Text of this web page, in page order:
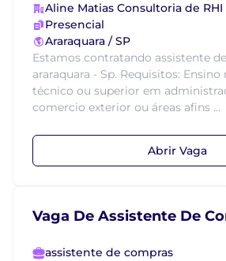
Aline Matias Consultoria de RHI
Presencial
Araraquara / SP
Estamos contratando assistente
araraquara - Sp. Requisitos:
técnico ou superior em
comercio exterior ou áreas afins ...
Abrir Vaga
Vaga De Assistente De
assistente de compras